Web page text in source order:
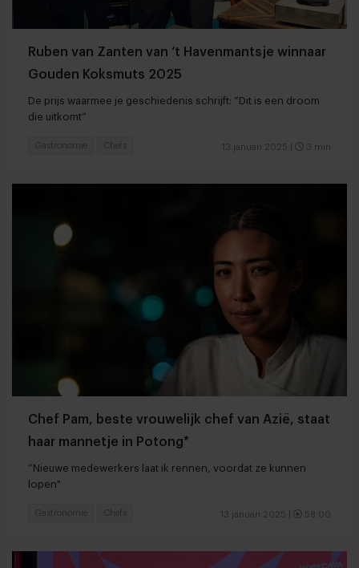
Ruben van Zanten van ‘t Havenmantsje winnaar
Gouden Koksmuts 2025
De prijs waarmee je geschiedenis schrijft: “Dit is een droom
die uitkomt”
13 januari 2025 3 min
Gastronomie Chefs
Chef Pam, beste vrouwelijk chef van Azië, staat
haar mannetje in Potong*
“Nieuwe medewerkers laat ik rennen, voordat ze kunnen
lopen"
13 januari 2025 58:00
Gastronomie Chefs